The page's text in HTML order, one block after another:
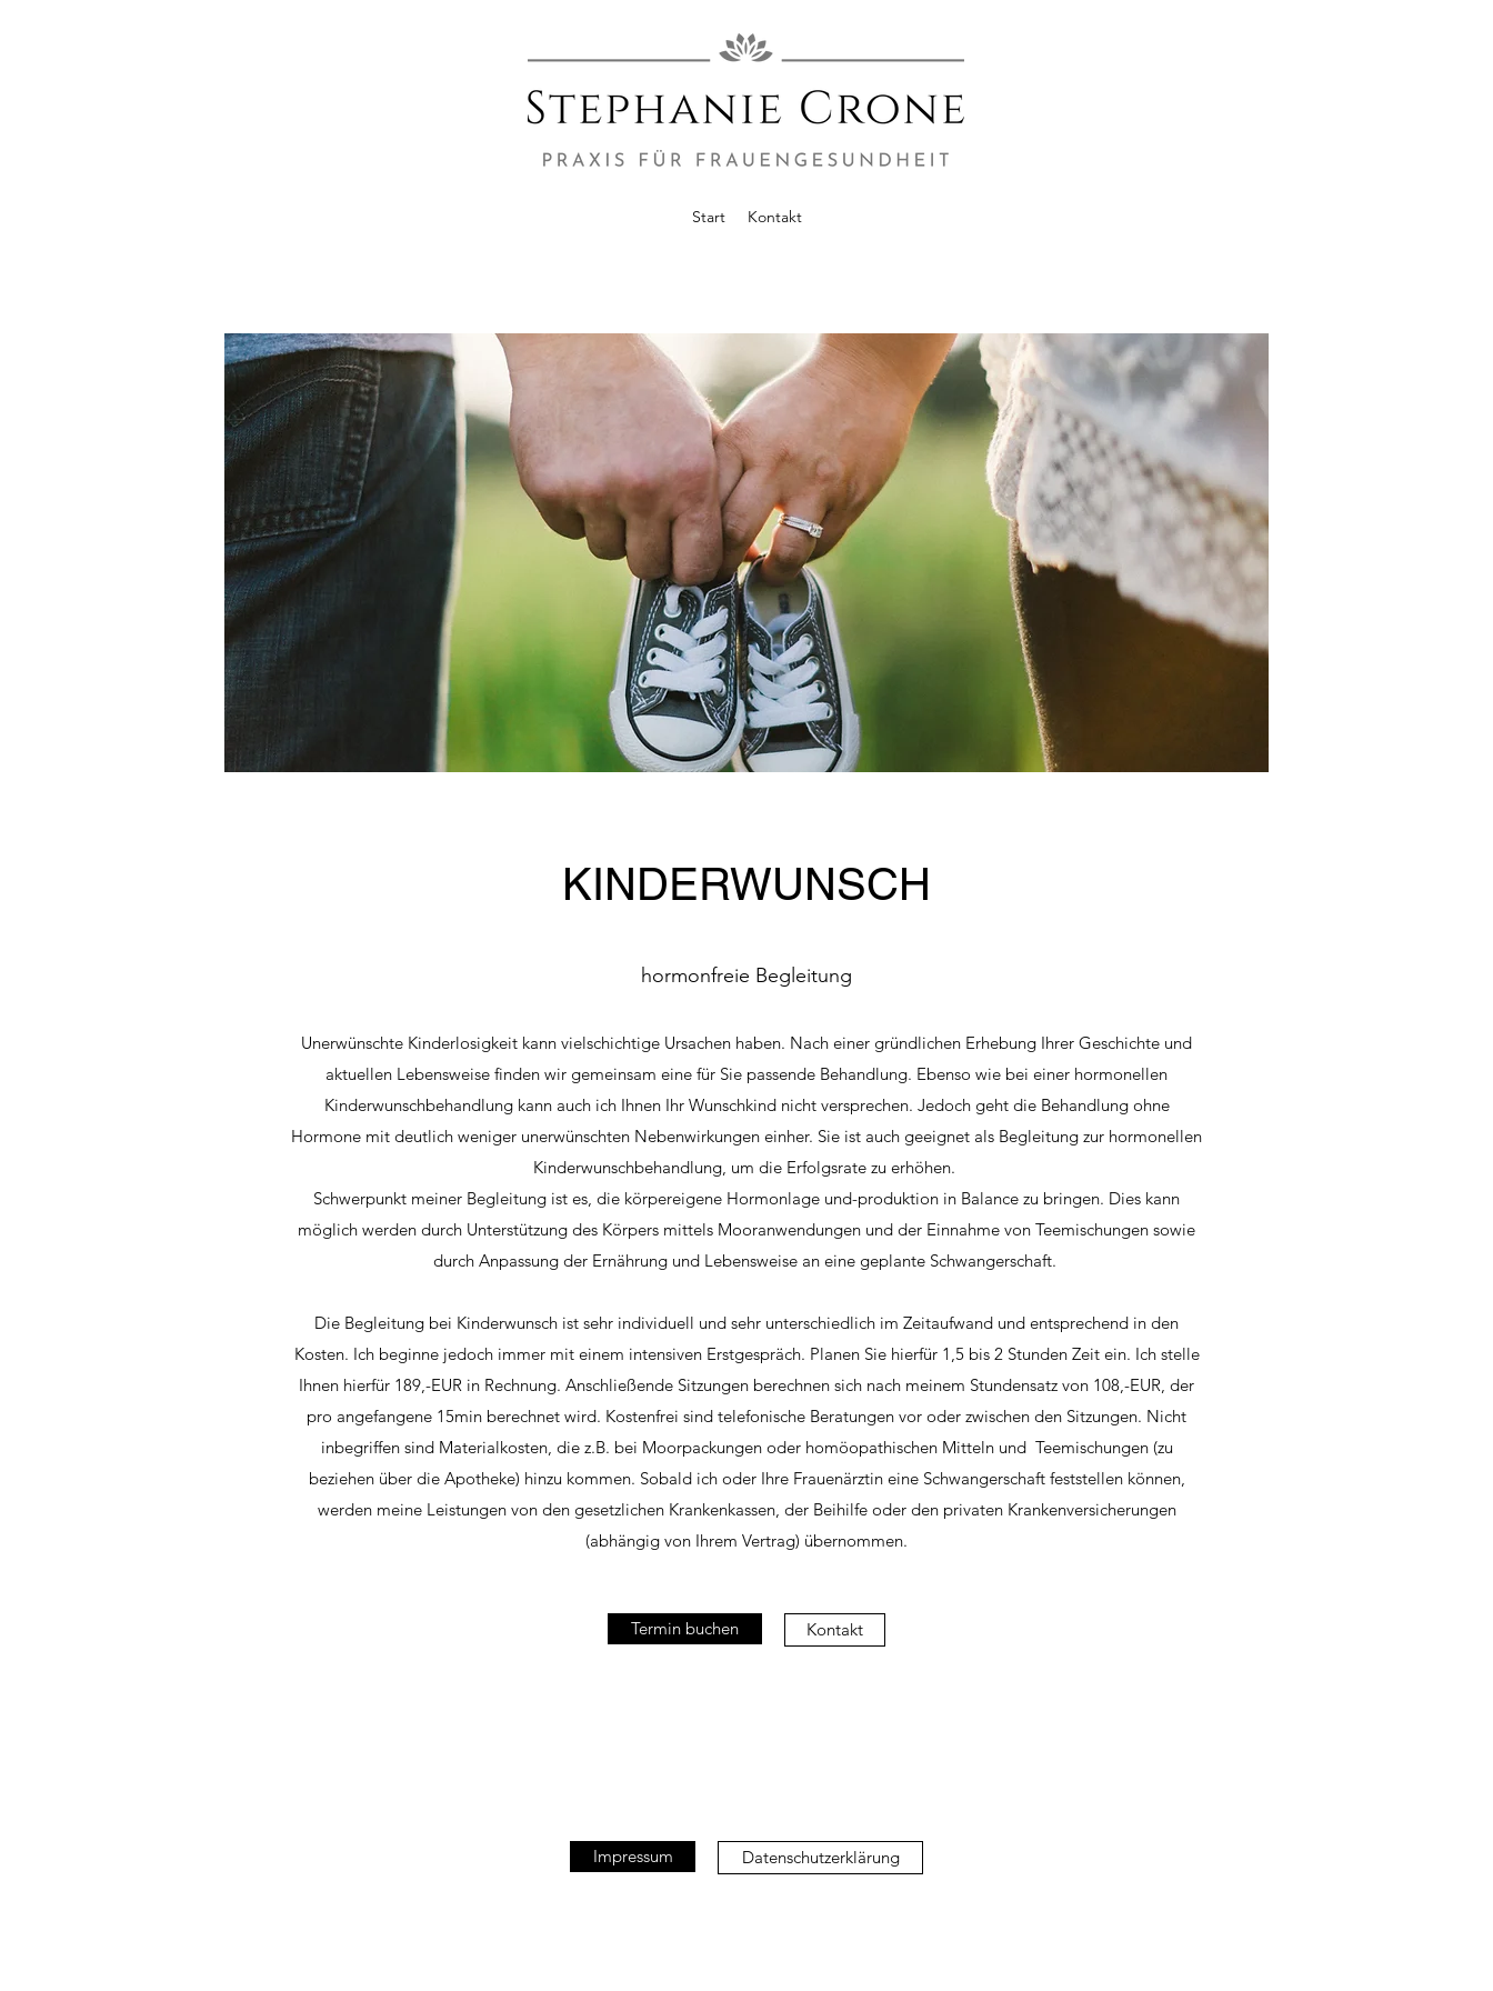
Start Kontakt
KINDERWUNSCH
hormonfreie Begleitung
Unerwünschte Kinderlosigkeit kann vielschichtige Ursachen haben. Nach einer gründlichen Erhebung Ihrer Geschichte und
aktuellen Lebensweise finden wir gemeinsam eine für Sie passende Behandlung. Ebenso wie bei einer hormonellen
Kinderwunschbehandlung kann auch ich Ihnen Ihr Wunschkind nicht versprechen. Jedoch geht die Behandlung ohne
Hormone mit deutlich weniger unerwünschten Nebenwirkungen einher. Sie ist auch geeignet als Begleitung zur hormonellen
Kinderwunschbehandlung, um die Erfolgsrate zu erhöhen.
Schwerpunkt meiner Begleitung ist es, die körpereigene Hormonlage und-produktion in Balance zu bringen. Dies kann
möglich werden durch Unterstützung des Körpers mittels Mooranwendungen und der Einnahme von Teemischungen sowie
durch Anpassung der Ernährung und Lebensweise an eine geplante Schwangerschaft.
Die Begleitung bei Kinderwunsch ist sehr individuell und sehr unterschiedlich im Zeitaufwand und entsprechend in den
Kosten. Ich beginne jedoch immer mit einem intensiven Erstgespräch. Planen Sie hierfür 1,5 bis 2 Stunden Zeit ein. Ich stelle
Ihnen hierfür 189,-EUR in Rechnung. Anschließende Sitzungen berechnen sich nach meinem Stundensatz von 108,-EUR, der
pro angefangene 15min berechnet wird. Kostenfrei sind telefonische Beratungen vor oder zwischen den Sitzungen. Nicht
inbegriffen sind Materialkosten, die z.B. bei Moorpackungen oder homöopathischen Mitteln und Teemischungen (zu
beziehen über die Apotheke) hinzu kommen. Sobald ich oder Ihre Frauenärztin eine Schwangerschaft feststellen können,
werden meine Leistungen von den gesetzlichen Krankenkassen, der Beihilfe oder den privaten Krankenversicherungen
(abhängig von Ihrem Vertrag) übernommen.
Termin buchen Kontakt
Impressum Datenschutzerklärung